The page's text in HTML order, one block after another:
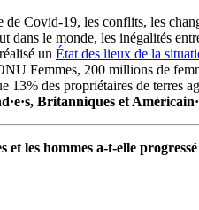
de Covid-19, les conflits, les
dans le monde, les inégalités
un État des lieux de la
Femmes, 200 millions de
13% des propriétaires de terres
Britanniques et
et les hommes a-t-elle